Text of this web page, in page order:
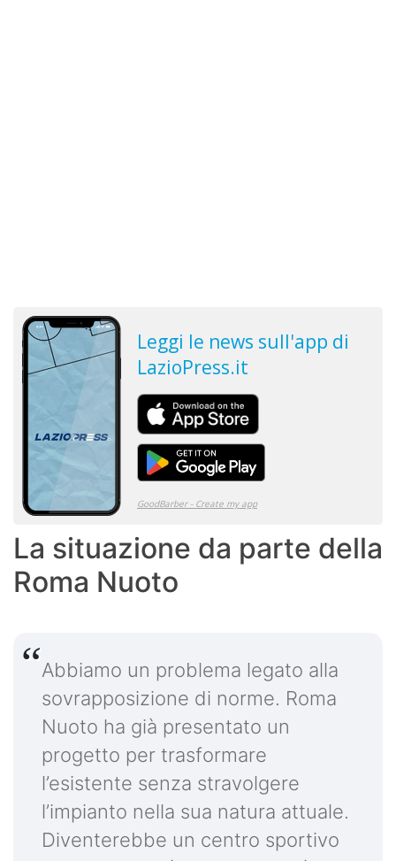
La situazione da parte della
Roma Nuoto
Abbiamo un problema legato alla
sovrapposizione di norme. Roma
Nuoto ha già presentato un
progetto per trasformare
l’esistente senza stravolgere
l’impianto nella sua natura attuale.
Diventerebbe un centro sportivo